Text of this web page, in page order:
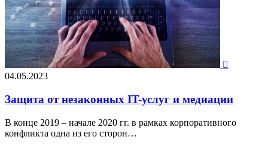

04.05.2023
Защита от незаконных IT-услуг и медиации
В конце 2019 – начале 2020 гг. в рамках корпоративного
конфликта одна из его сторон…